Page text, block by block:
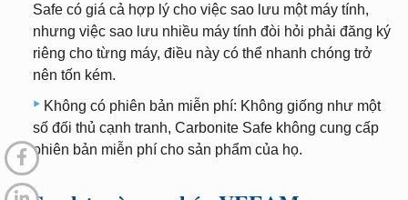
Safe có giá cả hợp lý cho việc sao lưu một máy tính,
nhưng việc sao lưu nhiều máy tính đòi hỏi phải đăng ký
riêng cho từng máy, điều này có thể nhanh chóng trở
nên tốn kém.
Không có phiên bản miễn phí: Không giống như một
số đối thủ cạnh tranh, Carbonite Safe không cung cấp
phiên bản miễn phí cho sản phẩm của họ.